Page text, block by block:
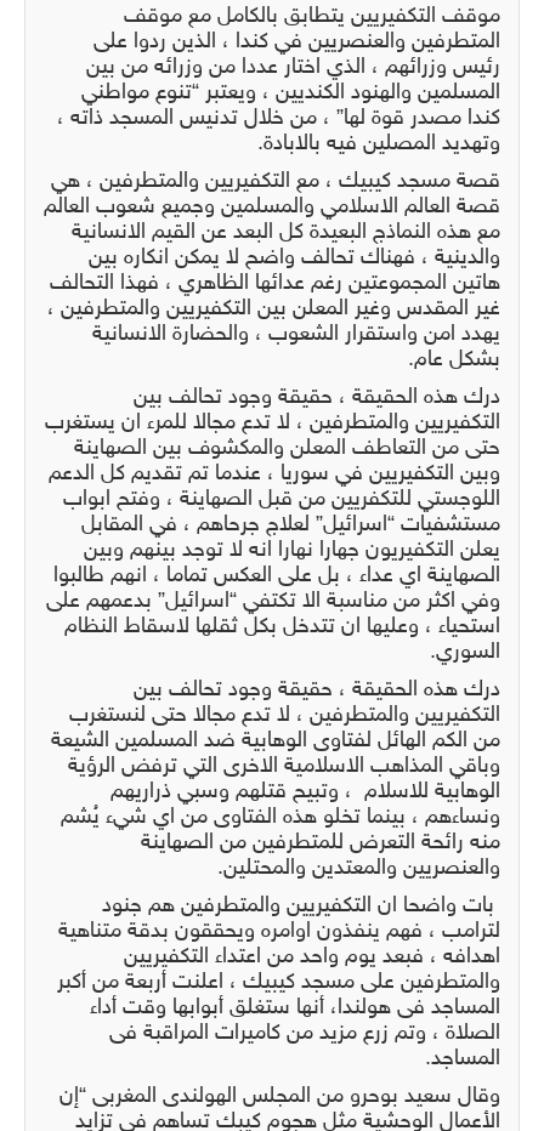
موقف التكفيريين يتطابق بالكامل مع موقف
المتطرفين والعنصريين في كندا ، الذين ردوا على
رئيس وزرائهم ، الذي اختار عددا من وزرائه من بين
المسلمين والهنود الكنديين ، ويعتبر “تنوع مواطني
كندا مصدر قوة لها” ، من خلال تدنيس المسجد ذاته ،
وتهديد المصلين فيه بالابادة.
قصة مسجد كيبيك ، مع التكفيريين والمتطرفين ، هي
قصة العالم الاسلامي والمسلمين وجميع شعوب العالم
مع هذه النماذج البعيدة كل البعد عن القيم الانسانية
والدينية ، فهناك تحالف واضح لا يمكن انكاره بين
هاتين المجموعتين رغم عدائها الظاهري ، فهذا التحالف
غير المقدس وغير المعلن بين التكفيريين والمتطرفين ،
يهدد امن واستقرار الشعوب ، والحضارة الانسانية
بشكل عام.
درك هذه الحقيقة ، حقيقة وجود تحالف بين
التكفيريين والمتطرفين ، لا تدع مجالا للمرء ان يستغرب
حتى من التعاطف المعلن والمكشوف بين الصهاينة
وبين التكفيريين في سوريا ، عندما تم تقديم كل الدعم
اللوجستي للتكفريين من قبل الصهاينة ، وفتح ابواب
مستشفيات “اسرائيل” لعلاج جرحاهم ، في المقابل
يعلن التكفيريون جهارا نهارا انه لا توجد بينهم وبين
الصهاينة اي عداء ، بل على العكس تماما ، انهم طالبوا
وفي اكثر من مناسبة الا تكتفي “اسرائيل” بدعمهم على
استحياء ، وعليها ان تتدخل بكل ثقلها لاسقاط النظام
السوري.
درك هذه الحقيقة ، حقيقة وجود تحالف بين
التكفيريين والمتطرفين ، لا تدع مجالا حتى لنستغرب
من الكم الهائل لفتاوى الوهابية ضد المسلمين الشيعة
وباقي المذاهب الاسلامية الاخرى التي ترفض الرؤية
الوهابية للاسلام ، وتبيح قتلهم وسبي ذراريهم
ونساءهم ، بينما تخلو هذه الفتاوى من اي شيء يُشم
منه رائحة التعرض للمتطرفين من الصهاينة
والعنصريين والمعتدين والمحتلين.
بات واضحا ان التكفيريين والمتطرفين هم جنود
لترامب ، فهم ينفذون اوامره ويحققون بدقة متناهية
اهدافه ، فبعد يوم واحد من اعتداء التكفيريين
والمتطرفين على مسجد كيبيك ، اعلنت أربعة من أكبر
المساجد فى هولندا، أنها ستغلق أبوابها وقت أداء
الصلاة ، وتم زرع مزيد من كاميرات المراقبة فى
المساجد.
وقال سعيد بوحرو من المجلس الهولندى المغربى “إن
الأعمال الوحشية مثل هجوم كيبك تساهم فى تزايد